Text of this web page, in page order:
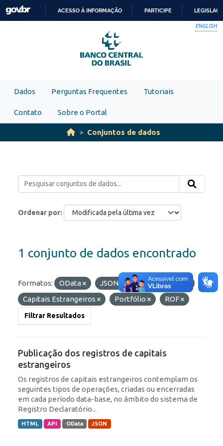
Skip to main content
PARA
O
CONTEÚDO
ACESSO À INFORMAÇÃO PARTICIPE
ENGLISH
Dados Perguntas Frequentes Tutoriais
Contato Sobre o Portal
Conjuntos de dados
Ordenar por
1 conjunto de dados encontrado
Formatos: OData JSON Etiquetas:
IED
Capitais Estrangeiros
Portfólio ROF
Filtrar Resultados
Publicação dos registros de capitais
estrangeiros
Os registros de capitais estrangeiros contemplam os
seguintes tipos de operações, criadas ou encerradas
em cada período data-base, no âmbito do sistema de
Registro Declaratório...
HTML API OData JSON